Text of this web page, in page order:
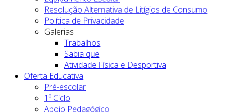
Resolução Alternativa de Litígios de Consumo
Política de Privacidade
Galerias
Trabalhos
Sabia que
Atividade Física e Desportiva
Oferta Educativa
Pré-escolar
1º Ciclo
Apoio Pedagógico